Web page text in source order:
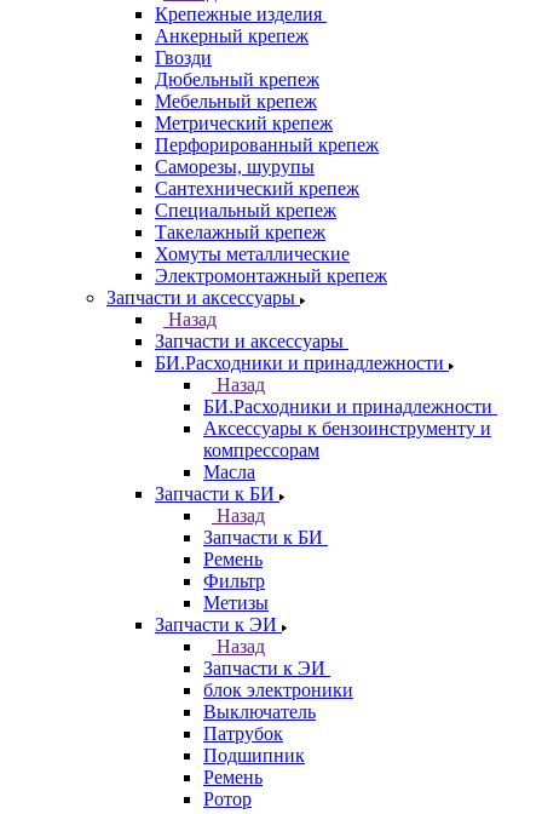
Крепежные изделия
Анкерный крепеж
Гвозди
Дюбельный крепеж
Мебельный крепеж
Метрический крепеж
Перфорированный крепеж
Саморезы, шурупы
Сантехнический крепеж
Специальный крепеж
Такелажный крепеж
Хомуты металлические
Электромонтажный крепеж
Запчасти и аксессуары
Назад
Запчасти и аксессуары
БИ.Расходники и принадлежности
Назад
БИ.Расходники и принадлежности
Аксессуары к бензоинструменту и
компрессорам
Масла
Запчасти к БИ
Назад
Запчасти к БИ
Ремень
Фильтр
Метизы
Запчасти к ЭИ
Назад
Запчасти к ЭИ
блок электроники
Выключатель
Патрубок
Подшипник
Ремень
Ротор